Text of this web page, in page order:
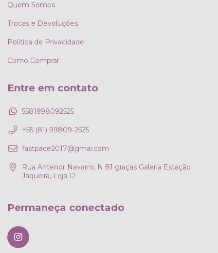
Quem Somos
Trocas e Devoluções
Política de Privacidade
Como Comprar
Entre em contato
5581998092525
+55 (81) 99809-2525
fastpace2017@gmai.com
Rua Antenor Navarro, N 81 graças Galeria Estação
Jaqueira, Loja 12
Permaneça conectado